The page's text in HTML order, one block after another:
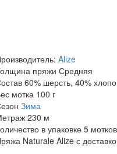
Alize
пряжи Средняя
60% шерсть, 40%
мотка 100 г
Зима
230 м
в упаковке 5 мотков
Naturale Alize с